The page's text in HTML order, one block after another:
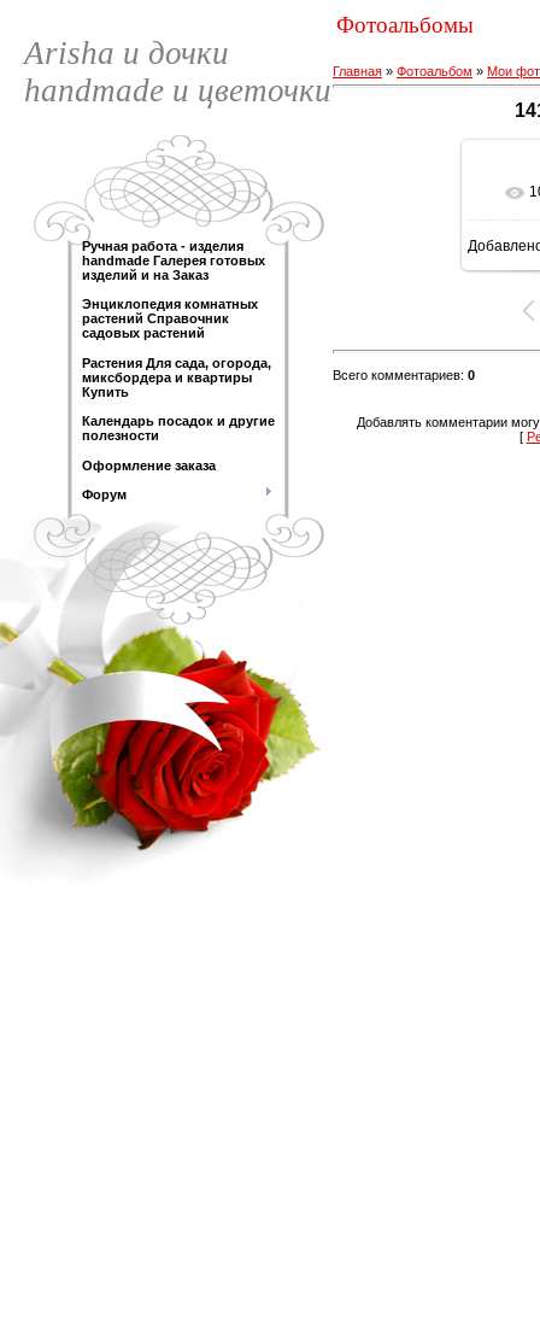
Arisha и дочки
handmade и цветочки
Ручная работа - изделия
handmade Галерея готовых
изделий и на Заказ
Энциклопедия комнатных
растений Справочник
садовых растений
Растения Для сада, огорода,
миксбордера и квартиры
Купить
Календарь посадок и другие
полезности
Оформление заказа
Форум
Фотоальбомы
Главная » Фотоальбом » Мои
Всего комментариев: 0
Добавлять комментарии
[